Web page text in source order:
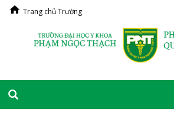
Trang chủ Trường